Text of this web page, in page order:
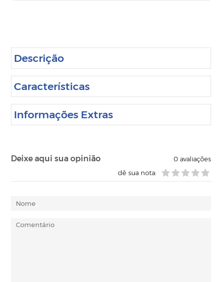
Descrição
Características
Informações Extras
Deixe aqui sua opinião 0avaliações
dê sua nota: